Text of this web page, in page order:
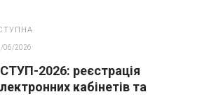
06/2026
2026: реєстрація
кабінетів та